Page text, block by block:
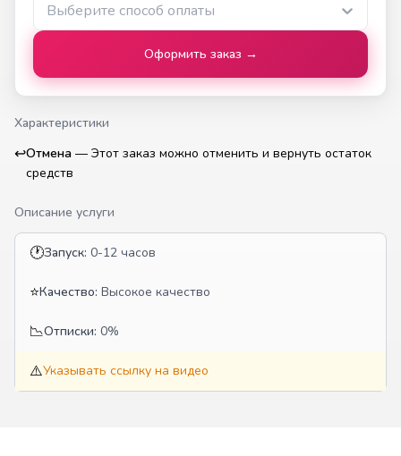
Характеристики
↩️Отмена — Этот заказ можно отменить и вернуть остаток
средств
Описание услуги
🕐Запуск: 0-12 часов
⭐Качество: Высокое качество
📉Отписки: 0%
⚠️Указывать ссылку на видео
Выберите способ оплаты
Оформить заказ →